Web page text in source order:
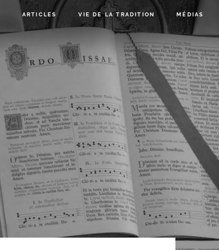
ARTICLES VIE DE LA TRADITION MÉDIAS